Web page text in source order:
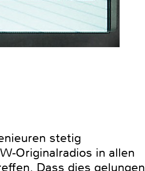
stetig
Originalradios in allen
Dass dies gelungen